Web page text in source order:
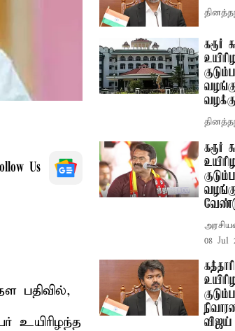
Us
பதிவில்,
உயிரிழந்த
கரூர்
கரூர்
08 Jul
விஜய்